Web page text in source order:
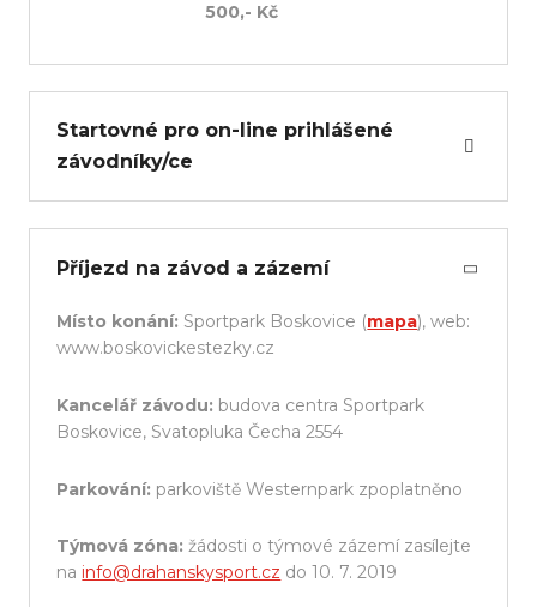
500,- Kč
Startovné pro on-line prihlášené
závodníky/ce
Příjezd na závod a zázemí
Místo konání: Sportpark Boskovice (mapa), web:
www.boskovickestezky.cz
Kancelář závodu: budova centra Sportpark
Boskovice, Svatopluka Čecha 2554
Parkování: parkoviště Westernpark zpoplatněno
Týmová zóna: žádosti o týmové zázemí zasílejte
na info@drahanskysport.cz do 10. 7. 2019